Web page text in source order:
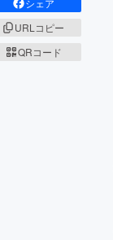
URLコピー
QRコード